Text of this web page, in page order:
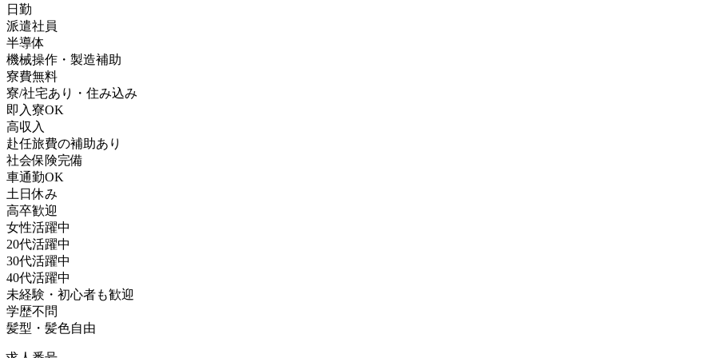
日勤
派遣社員
半導体
機械操作・製造補助
寮費無料
寮/社宅あり・住み込み
即入寮OK
高収入
赴任旅費の補助あり
社会保険完備
車通勤OK
土日休み
高卒歓迎
女性活躍中
20代活躍中
30代活躍中
40代活躍中
未経験・初心者も歓迎
学歴不問
髪型・髪色自由